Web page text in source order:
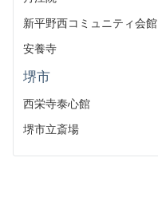
新平野西コミュニティ会館
安養寺
堺市
西栄寺泰心館
堺市立斎場